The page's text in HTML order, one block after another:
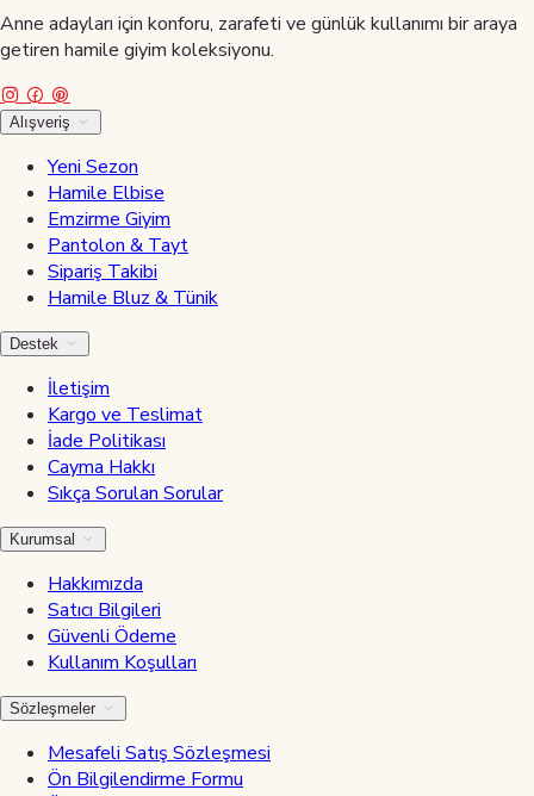
Anne adayları için konforu, zarafeti ve günlük kullanımı bir araya
getiren hamile giyim koleksiyonu.
Alışveriş
Yeni Sezon
Hamile Elbise
Emzirme Giyim
Pantolon & Tayt
Sipariş Takibi
Hamile Bluz & Tünik
Destek
İletişim
Kargo ve Teslimat
İade Politikası
Cayma Hakkı
Sıkça Sorulan Sorular
Kurumsal
Hakkımızda
Satıcı Bilgileri
Güvenli Ödeme
Kullanım Koşulları
Sözleşmeler
Mesafeli Satış Sözleşmesi
Ön Bilgilendirme Formu